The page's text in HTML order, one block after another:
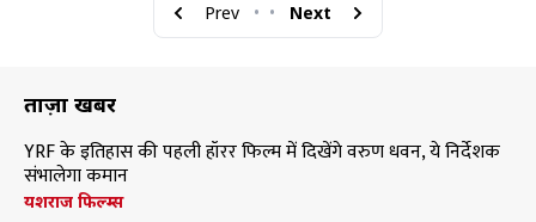
Prev • • Next
ताज़ा खबरें
YRF के इतिहास की पहली हॉरर फिल्म में दिखेंगे वरुण धवन, ये निर्देशक
संभालेगा कमान
यशराज फिल्म्स